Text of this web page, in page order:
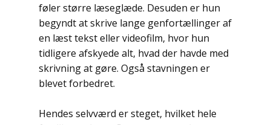
føler større læseglæde. Desuden er hun
begyndt at skrive lange genfortællinger af
en læst tekst eller videofilm, hvor hun
tidligere afskyede alt, hvad der havde med
skrivning at gøre. Også stavningen er
blevet forbedret.
Hendes selvværd er steget, hvilket hele